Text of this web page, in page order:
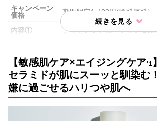
キャンペーン
価格
期間限定1,480円(送料無料）
内容① ディセンシアローション
内容③
ディセンシアモイスト S/Cコ
8ml〈医薬部外品〉
内容④ ディセンシアクリーム 8g
(ディセンシアで初めてお買
【敏感肌ケア×エイジングケア*1
セラミドが肌にスーッと馴染む
嫌に過ごせるハリつや肌へ